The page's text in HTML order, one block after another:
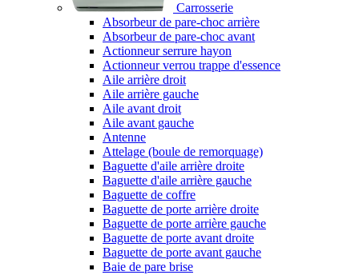
Carrosserie
Absorbeur de pare-choc arrière
Absorbeur de pare-choc avant
Actionneur serrure hayon
Actionneur verrou trappe d'essence
Aile arrière droit
Aile arrière gauche
Aile avant droit
Aile avant gauche
Antenne
Attelage (boule de remorquage)
Baguette d'aile arrière droite
Baguette d'aile arrière gauche
Baguette de coffre
Baguette de porte arrière droite
Baguette de porte arrière gauche
Baguette de porte avant droite
Baguette de porte avant gauche
Baie de pare brise